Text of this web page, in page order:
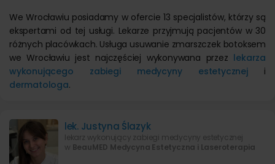
We Wrocławiu posiadamy w ofercie 13 specjalistów, którzy są
ekspertami od tej usługi. Lekarze przyjmują pacjentów w 30
różnych placówkach. Usługa usuwanie zmarszczek botoksem
we Wrocławiu jest najczęściej wykonywana przez lekarza
wykonującego zabiegi medycyny estetyczneji
dermatologa.
lek. Justyna Ślazyk
lekarz wykonujący zabiegi medycyny estetycznej
w BeauMED Medycyna Estetyczna i Laseroterapia